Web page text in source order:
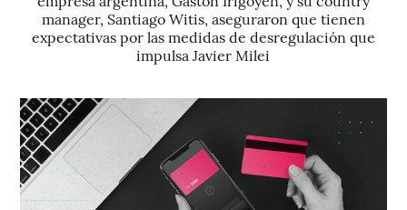
manager, Santiago Witis, aseguraron que tienen
expectativas por las medidas de desregulación que
impulsa Javier Milei